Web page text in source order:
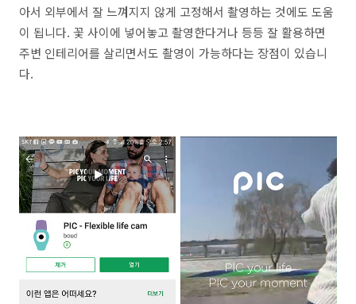
아서 외부에서 잘 느껴지지 않게 고정해서 촬영하는 것에도 도움
이 됩니다. 꽃 사이에 넣어놓고 촬영한다거나 등등 잘 활용하면
주변 인테리어를 살리면서도 촬영이 가능하다는 장점이 있습니
다.